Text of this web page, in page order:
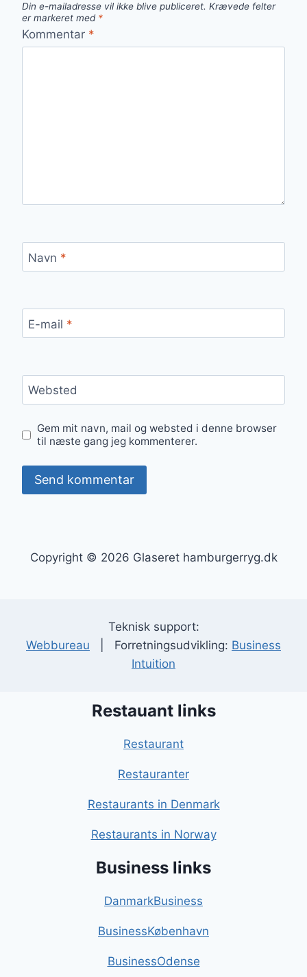
Din e-mailadresse vil ikke blive publiceret. Krævede felter
er markeret med *
Kommentar *
Navn *
E-mail *
Websted
Gem mit navn, mail og websted i denne browser
til næste gang jeg kommenterer.
Copyright © 2026 Glaseret hamburgerryg.dk
Teknisk support:
Webbureau | Forretningsudvikling: Business
Intuition
Restauant links
Restaurant
Restauranter
Restaurants in Denmark
Restaurants in Norway
Business links
DanmarkBusiness
BusinessKøbenhavn
BusinessOdense